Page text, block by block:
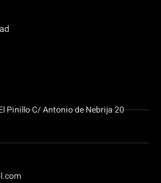
Pinillo C/ Antonio de Nebrija 20